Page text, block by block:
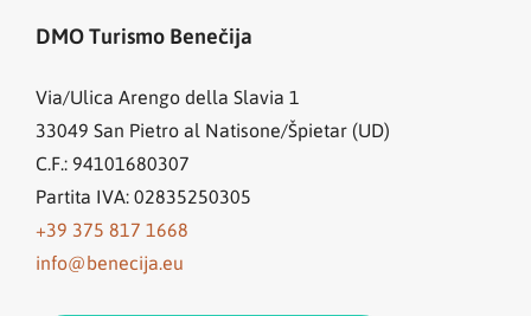
DMO Turismo Benečija
Via/Ulica Arengo della Slavia 1
33049 San Pietro al Natisone/Špietar (UD)
C.F.: 94101680307
Partita IVA: 02835250305
+39 375 817 1668
info@benecija.eu